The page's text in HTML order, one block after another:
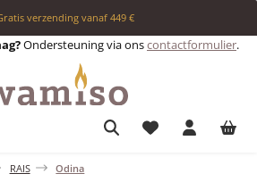
verzending vanaf 449 €
Ondersteuning via onscontactformulier.
Je hebt 0 items
RAIS Odina